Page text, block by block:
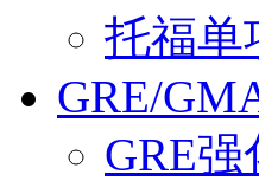
托福单
GRE/
GRE强